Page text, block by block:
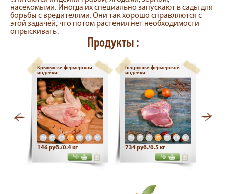
насекомыми. Иногда их специально запускают в сады для
борьбы с вредителями. Они так хорошо справляются с
этой задачей, что потом растения нет необходимости
опрыскивать.
Продукты :
Крылышки фермерской
индейки
ПН ВТ СР ЧТ ПТ СБ ВС
146 руб./0.4 кг
Бедрышки фермерской
индейки
ПН ВТ СР ЧТ ПТ СБ ВС
734 руб./0.5 кг